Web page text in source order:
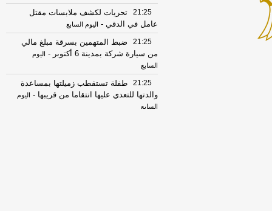
21:25
تحريات لكشف ملابسات مقتل
عامل في الدقي - اليوم السابع
21:25
ضبط المتهمين بسرقة مبلغ مالي
من سيارة شركة بمدينة 6 أكتوبر
-
اليوم
السابع
21:25
طفلة تستقطب زميلتها بمساعدة
والدتها للتعدي عليها انتقاما من قريبها -
اليوم
السابع